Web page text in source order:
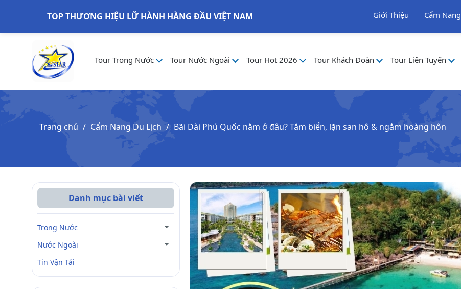
TOP THƯƠNG HIỆU LỮ HÀNH HÀNG ĐẦU VIỆT NAM Giới Thiệu Cẩm Nang
Tour Trong Nước Tour Nước Ngoài Tour Hot 2026 Tour Khách Đoàn Tour Liên Tuyến
Trang chủ Cẩm Nang Du Lịch Bãi Dài Phú Quốc nằm ở đâu? Tắm biển, lặn san hô & ngắm hoàng hôn
Danh mục bài viết
Trong Nước
Nước Ngoài
Tin Vận Tải